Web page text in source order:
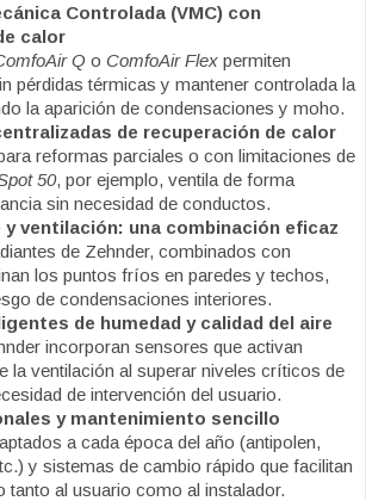
Controlada (VMC) con
calor
Q o ComfoAir Flex permiten
pérdidas térmicas y mantener controlada la
la aparición de condensaciones y moho.
de recuperación de calor
reformas parciales o con limitaciones de
50, por ejemplo, ventila de forma
sin necesidad de conductos.
y ventilación: una combinación eficaz
de Zehnder, combinados con
los puntos fríos en paredes y techos,
de condensaciones interiores.
de humedad y calidad del aire
incorporan sensores que activan
la ventilación al superar niveles críticos de
de intervención del usuario.
y mantenimiento sencillo
a cada época del año (antipolen,
y sistemas de cambio rápido que facilitan
tanto al usuario como al instalador.